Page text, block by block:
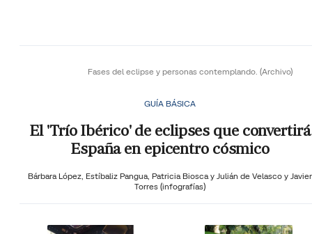
Fases del eclipse y personas contemplando. (Archivo)
GUÍA BÁSICA
El 'Trío Ibérico' de eclipses que convertirá
España en epicentro cósmico
Bárbara López, Estíbaliz Pangua, Patricia Biosca y Julián de Velasco y Javier
Torres (infografías)